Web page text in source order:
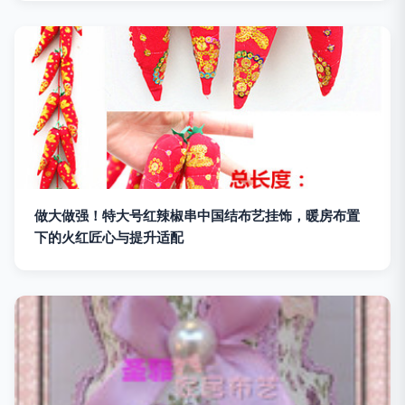
做大做强！特大号红辣椒串中国结布艺挂饰，暖房布置
下的火红匠心与提升适配